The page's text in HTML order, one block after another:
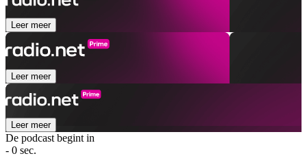
Leer meer
Leer meer
Leer meer
De podcast begint in
- 0 sec.